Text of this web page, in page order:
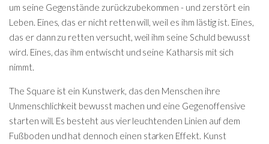
um seine Gegenstände zurückzubekommen - und zerstört ein
Leben. Eines, das er nicht retten will, weil es ihm lästig ist. Eines,
das er dann zu retten versucht, weil ihm seine Schuld bewusst
wird. Eines, das ihm entwischt und seine Katharsis mit sich
nimmt.
The Square ist ein Kunstwerk, das den Menschen ihre
Unmenschlichkeit bewusst machen und eine Gegenoffensive
starten will. Es besteht aus vier leuchtenden Linien auf dem
Fußboden und hat dennoch einen starken Effekt. Kunst